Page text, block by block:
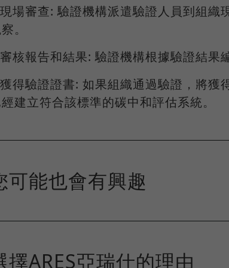
場審查: 驗證機構派遣驗證人員到組織
。
核報告和結果: 驗證機構根據驗證結果
得驗證證書: 如果組織通過驗證，將
建立符合該標準的碳中和評估系統。
可能也會有興趣
擇ARES亞瑞仕的理由